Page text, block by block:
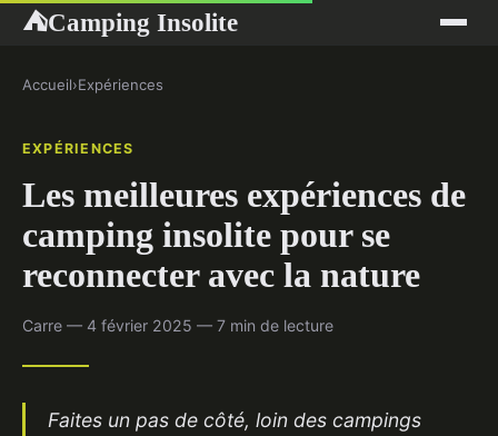
⛺Camping Insolite
Accueil›Expériences
EXPÉRIENCES
Les meilleures expériences de
camping insolite pour se
reconnecter avec la nature
Carre — 4 février 2025 — 7 min de lecture
Faites un pas de côté, loin des campings